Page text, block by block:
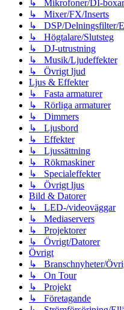
↳ Mikrofoner/DI-boxar
↳ Mixer/FX/Inserts
↳ DSP/Delningsfilter/
↳ Högtalare/Slutsteg
↳ DJ-utrustning
↳ Musik/Ljudeffekter
↳ Övrigt ljud
Ljus & Effekter
↳ Fasta armaturer
↳ Rörliga armaturer
↳ Dimmers
↳ Ljusbord
↳ Effekter
↳ Ljussättning
↳ Rökmaskiner
↳ Specialeffekter
↳ Övrigt ljus
Bild & Datorer
↳ LED-/videoväggar
↳ Mediaservers
↳ Projektorer
↳ Övrigt/Datorer
Övrigt
↳ Branschnyheter/
↳ On Tour
↳ Projekt
↳ Företagande